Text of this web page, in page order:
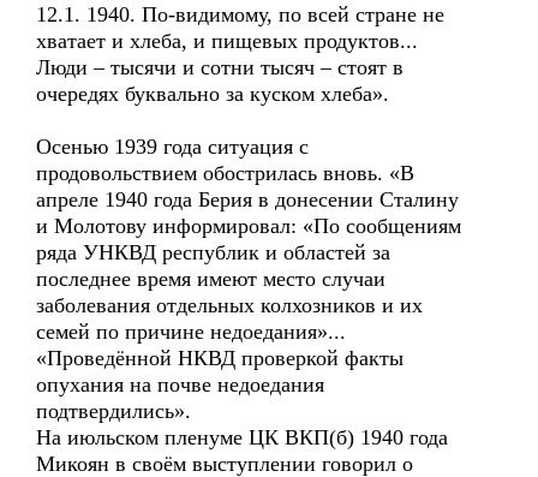
12.1. 1940. По-видимому, по всей стране не
хватает и хлеба, и пищевых продуктов...
Люди – тысячи и сотни тысяч – стоят в
очередях буквально за куском хлеба».
Осенью 1939 года ситуация с
продовольствием обострилась вновь. «В
апреле 1940 года Берия в донесении Сталину
и Молотову информировал: «По сообщениям
ряда УНКВД республик и областей за
последнее время имеют место случаи
заболевания отдельных колхозников и их
семей по причине недоедания»...
«Проведённой НКВД проверкой факты
опухания на почве недоедания
подтвердились».
На июльском пленуме ЦК ВКП(б) 1940 года
Микоян в своём выступлении говорил о